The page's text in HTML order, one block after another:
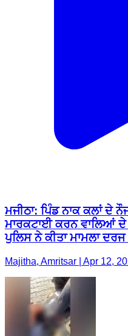
ਮਜੀਠਾ: ਪਿੰਡ ਨਾਕ ਕਲਾਂ ਦੇ
ਮਾਰਕਟਾਈ ਕਰਨ ਵਾਲਿਆਂ ਦੇ
ਪੁਲਿਸ ਨੇ ਕੀਤਾ ਮਾਮਲਾ
Majitha, Amritsar | Apr 12,